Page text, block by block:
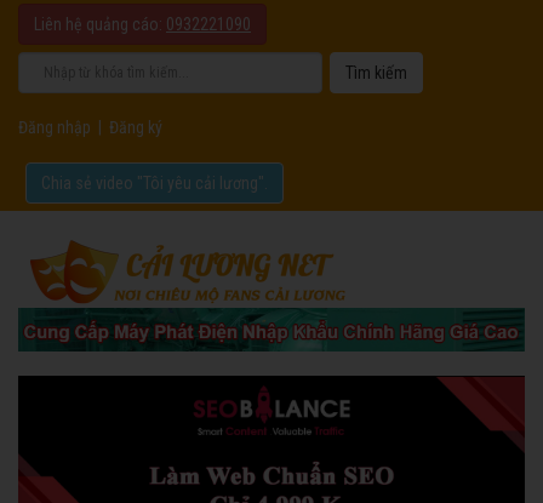
Liên hệ quảng cáo: 0932221090
Đăng nhập Đăng ký
Chia sẻ video "Tôi yêu cải lương".